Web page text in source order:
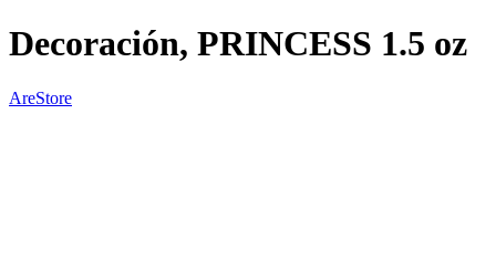
Decoración, PRINCESS 1.5 oz
AreStore